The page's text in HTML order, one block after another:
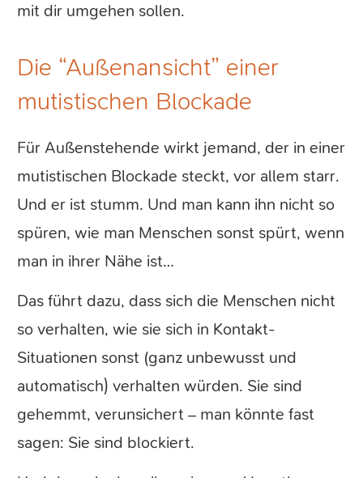
mit dir umgehen sollen.
Die “Außenansicht” einer
mutistischen Blockade
Für Außenstehende wirkt jemand, der in einer
mutistischen Blockade steckt, vor allem starr.
Und er ist stumm. Und man kann ihn nicht so
spüren, wie man Menschen sonst spürt, wenn
man in ihrer Nähe ist…
Das führt dazu, dass sich die Menschen nicht
so verhalten, wie sie sich in Kontakt-
Situationen sonst (ganz unbewusst und
automatisch) verhalten würden. Sie sind
gehemmt, verunsichert – man könnte fast
sagen: Sie sind blockiert.